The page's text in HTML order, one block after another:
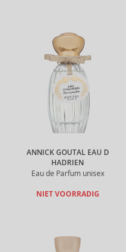
ANNICK GOUTAL EAU D
HADRIEN
Eau de Parfum unisex
NIET VOORRADIG